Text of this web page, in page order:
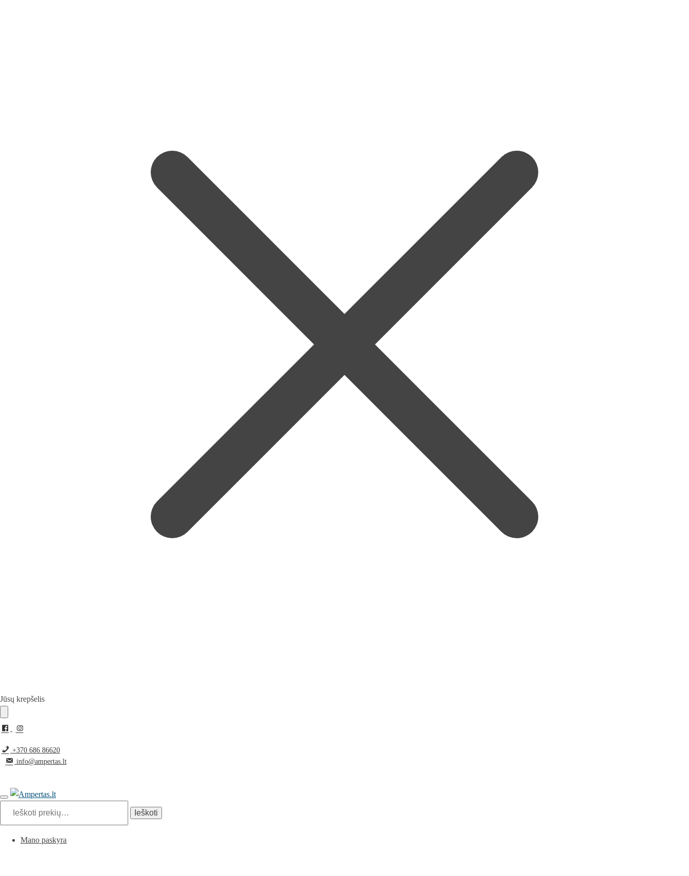
Pereiti
navigacijos
Pereiti
turinio
Jūsų krepšelis
+370 686 86620
info@ampertas.lt
Ieškoti
Mano paskyra